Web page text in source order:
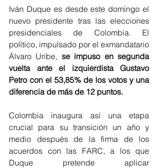
Iván Duque es desde este domingo el
nuevo presidente tras las elecciones
presidenciales de Colombia. El
político, impulsado por el exmandatario
Álvaro Uribe, se impuso en segunda
vuelta ante el izquierdista Gustavo
Petro con el 53,85% de los votos y una
diferencia de más de 12 puntos.
Colombia inaugura así una etapa
crucial para su transición un año y
medio después de la firma de los
acuerdos con las FARC, a los que
Duque pretende aplicar